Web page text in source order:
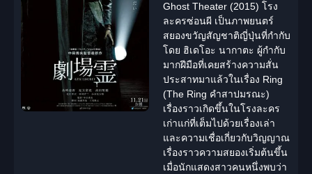
Ghost Theater (2015) โรง
ละครซ่อนผี เป็นภาพยนตร์
สยองขวัญสัญชาติญี่ปุ่นที่กำกับ
โดย ฮิเดโอะ นากาตะ ผู้กำกับ
มากฝีมือที่เคยสร้างความสั่น
ประสาทมาแล้วในเรื่อง Ring
(The Ring คำสาปมรณะ)
เรื่องราวเกิดขึ้นในโรงละคร
เก่าแก่ที่เต็มไปด้วยเรื่องเล่า
และความเชื่อเกี่ยวกับวิญญาณ
เรื่องราวความสยองเริ่มต้นขึ้น
เมื่อนักแสดงสาวคนหนึ่งพบว่า